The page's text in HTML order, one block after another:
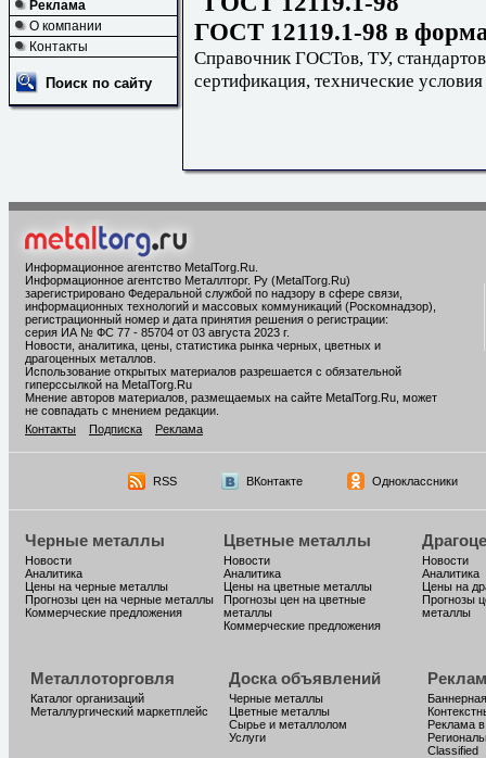
Реклама
О компании
Контакты
Поиск по сайту
ГОСТ 12119.1-98 в
Справочник ГОСТов, ТУ,
сертификация, технические условия
Информационное агентство MetalTorg.Ru
Информационное агентство Металлторг. Ру (MetalTorg.Ru)
зарегистрировано Федеральной службой по надзору в сфере связи,
информационных технологий и массовых коммуникаций (Роскомнадзор),
регистрационный номер и дата принятия решения о регистрации:
серия ИА № ФС 77 - 85704 от 03 августа 2023 г.
Новости, аналитика, цены, статистика рынка черных, цветных и
драгоценных металлов.
Использование открытых материалов разрешается с обязательной
гиперссылкой на MetalTorg.Ru
Мнение авторов материалов, размещаемых на сайте MetalTorg.Ru, может
не совпадать с мнением редакции.
Контакты
Подписка Реклама
RSS ВКонтакте Одноклассники
Черные металлы
Новости
Аналитика
Цены на черные металлы
Прогнозы цен на черные металлы
Коммерческие предложения
Цветные металлы
Новости
Аналитика
Цены на цветные металлы
Прогнозы цен на цветные
металлы
Коммерческие предложения
Новости
Аналитика
Цены на
Прогнозы
металлы
Металлоторговля
Каталог организаций
Металлургический маркетплейс
Доска объявлений
Черные металлы
Цветные металлы
Сырье и металлолом
Услуги
Реклама
Classified